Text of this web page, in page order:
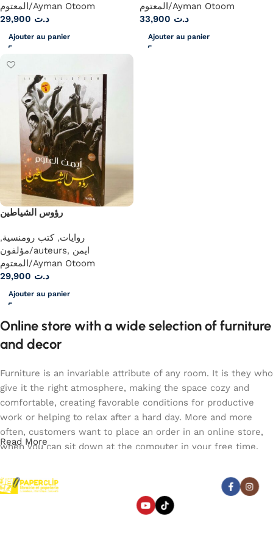
المعتوم/Ayman Otoom
د.ت
Ajouter au panier
المعتوم/Ayman Otoom
د.ت
Ajouter au panier
رؤوس الشياطين
روايات, كتب رومنسية,
مؤلفون/auteurs, ايمن
المعتوم/Ayman Otoom
د.ت
Ajouter au panier
Online store with a wide selection of furniture
and decor
Furniture is an invariable attribute of any room. It is they who
give it the right atmosphere, making the space cozy and
comfortable, creating favorable conditions for productive
work or helping to relax after a hard day. More and more
often, customers want to place an order in an online store,
when you can sit down at the computer in your free time,
furniture you like. The online store has a large catalog of
furniture: both home and office furniture are available.
Furniture production is a modern form of art
Read More
Abonnez-vous :